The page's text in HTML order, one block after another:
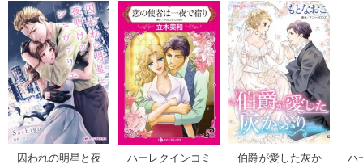
囚われの明星と夜
ハーレクインコミ
伯爵が愛した灰か
ハ